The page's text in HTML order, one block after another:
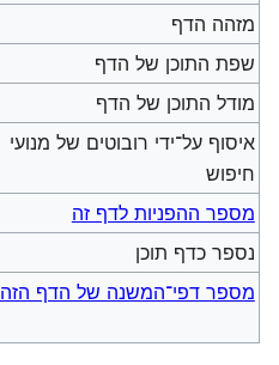
מזהה הדף
שפת התוכן של הדף
מודל התוכן של הדף
איסוף על־ידי רובוטים של מנועי
חיפוש
מספר ההפניות לדף זה
נספר כדף תוכן
מספר דפי־המשנה של הדף הזה